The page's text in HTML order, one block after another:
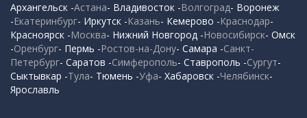
Архангельск -Астана- Владивосток -Волгоград- Воронеж
-Екатеринбург- Иркутск -Казань- Кемерово -Краснодар-
Красноярск -Москва- Нижний Новгород -Новосибирск- Омск
-Оренбург- Пермь -Ростов-на-Дону- Самара -Санкт-
Петербург- Саратов -Симферополь- Ставрополь -Сургут-
Сыктывкар -Тула- Тюмень -Уфа- Хабаровск -Челябинск-
Ярославль